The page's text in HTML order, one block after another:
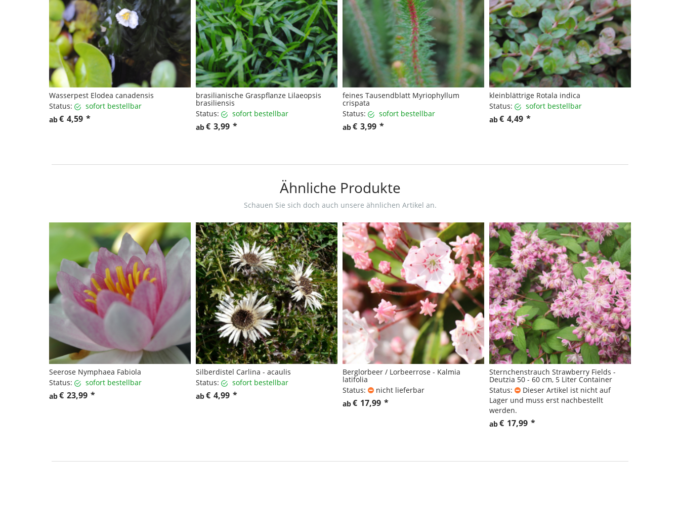
Wasserpest Elodea canadensis
Status:
sofort bestellbar
ab€ 4,59 *
brasilianische Graspflanze Lilaeopsis
brasiliensis
Status:
sofort bestellbar
ab€ 3,99 *
feines Tausendblatt Myriophyllum
crispata
Status:
sofort bestellbar
ab€ 3,99 *
kleinblättrige Rotala indica
Status:
sofort bestellbar
ab€ 4,49 *
Ähnliche Produkte
Schauen Sie sich doch auch unsere ähnlichen Artikel an.
Seerose Nymphaea Fabiola
Status:
sofort bestellbar
ab€ 23,99 *
Silberdistel Carlina - acaulis
Status:
sofort bestellbar
ab€ 4,99 *
Berglorbeer / Lorbeerrose - Kalmia
latifolia
Status:
nicht lieferbar
ab€ 17,99 *
Sternchenstrauch Strawberry Fields -
Deutzia 50 - 60 cm, 5 Liter Container
Status:
Dieser Artikel ist nicht auf
Lager und muss erst nachbestellt
werden.
ab€ 17,99 *